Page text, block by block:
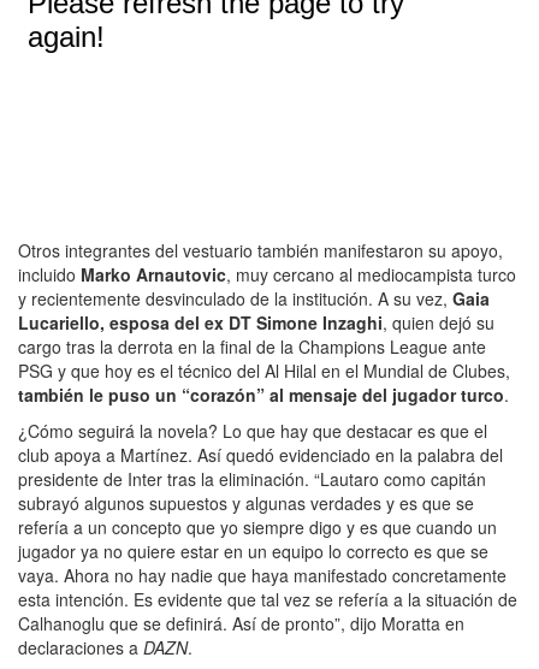
Otros integrantes del vestuario también manifestaron su apoyo,
incluido Marko Arnautovic, muy cercano al mediocampista turco
y recientemente desvinculado de la institución. A su vez, Gaia
Lucariello, esposa del ex DT Simone Inzaghi, quien dejó su
cargo tras la derrota en la final de la Champions League ante
PSG y que hoy es el técnico del Al Hilal en el Mundial de Clubes,
también le puso un “corazón” al mensaje del jugador turco.
¿Cómo seguirá la novela? Lo que hay que destacar es que el
club apoya a Martínez. Así quedó evidenciado en la palabra del
presidente de Inter tras la eliminación. “Lautaro como capitán
subrayó algunos supuestos y algunas verdades y es que se
refería a un concepto que yo siempre digo y es que cuando un
jugador ya no quiere estar en un equipo lo correcto es que se
vaya. Ahora no hay nadie que haya manifestado concretamente
esta intención. Es evidente que tal vez se refería a la situación de
Calhanoglu que se definirá. Así de pronto”, dijo Moratta en
declaraciones a DAZN.